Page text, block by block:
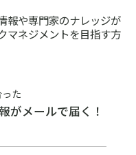
報や専門家のナレッジが
マネジメントを目指す方
た
がメールで届く！